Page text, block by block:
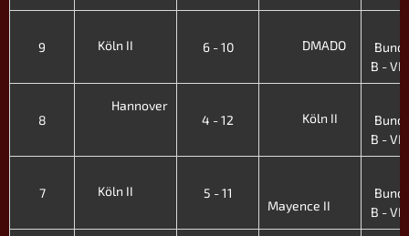
9 Köln II 6 - 10 DMADO
B - VI.
8
Hannover
4 - 12
Köln II
B - VI.
7 Köln II 5 - 11
Mayence II
B - VI.